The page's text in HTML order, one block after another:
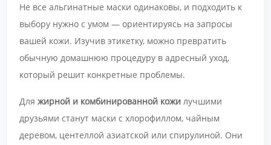
Не все альгинатные маски одинаковы, и подходить к
выбору нужно с умом — ориентируясь на запросы
вашей кожи. Изучив этикетку, можно превратить
обычную домашнюю процедуру в адресный уход,
который решит конкретные проблемы.
Для жирной и комбинированной кожи лучшими
друзьями станут маски с хлорофиллом, чайным
деревом, центеллой азиатской или спирулиной. Они